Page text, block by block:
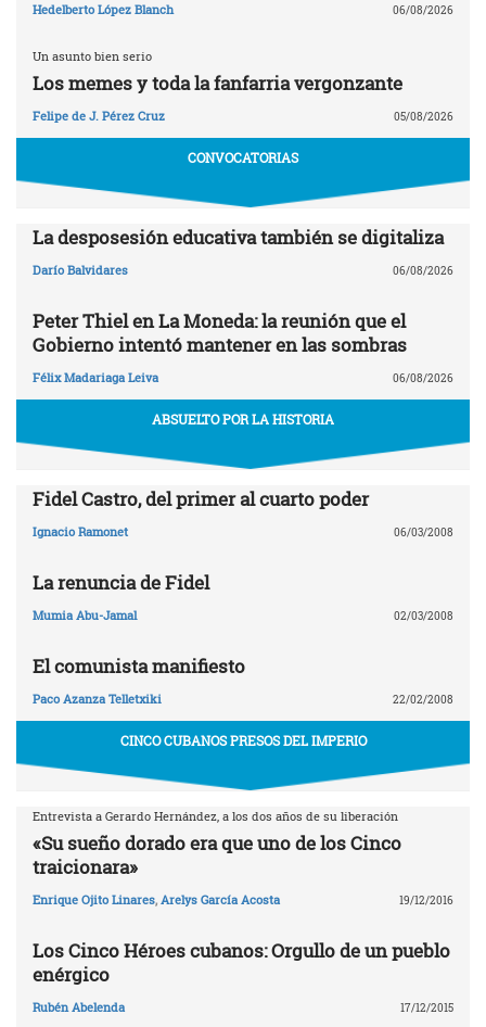
Hedelberto López Blanch 06/08/2026
Un asunto bien serio
Los memes y toda la fanfarria vergonzante
Felipe de J. Pérez Cruz 05/08/2026
CONVOCATORIAS
La desposesión educativa también se digitaliza
Darío Balvidares 06/08/2026
Peter Thiel en La Moneda: la reunión que el
Gobierno intentó mantener en las sombras
Félix Madariaga Leiva 06/08/2026
ABSUELTO POR LA HISTORIA
Fidel Castro, del primer al cuarto poder
Ignacio Ramonet 06/03/2008
La renuncia de Fidel
Mumia Abu-Jamal 02/03/2008
El comunista manifiesto
Paco Azanza Telletxiki 22/02/2008
CINCO CUBANOS PRESOS DEL IMPERIO
Entrevista a Gerardo Hernández, a los dos años de su liberación
«Su sueño dorado era que uno de los Cinco
traicionara»
Enrique Ojito Linares, Arelys García Acosta 19/12/2016
Los Cinco Héroes cubanos: Orgullo de un pueblo
enérgico
Rubén Abelenda 17/12/2015